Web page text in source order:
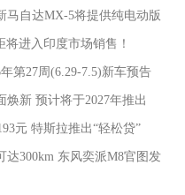
马自达MX-5将提供纯电动版
进入印度市场销售！
第27周(6.29-7.5)新车预告
新 预计将于2027年推出
元 特斯拉推出“轻松贷”
300km 东风奕派M8官图发